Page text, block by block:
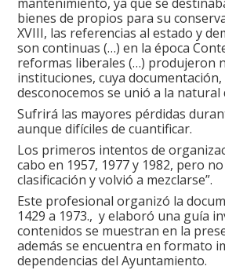
bienes de propios para su
XVIII, las referencias al estado y
son continuas (…) en la época
reformas liberales (…) produjeron
instituciones, cuya
desconocemos se unió a la natural
Sufrirá las mayores pérdidas
aunque difíciles de cuantificar.
Los primeros intentos de
cabo en 1957, 1977 y 1982, pero
clasificación y volvió a mezclarse”.
Este profesional organizó la
1429 a 1973., y elaboró una guía
contenidos se muestran en la
además se encuentra en formato
dependencias del Ayuntamiento.